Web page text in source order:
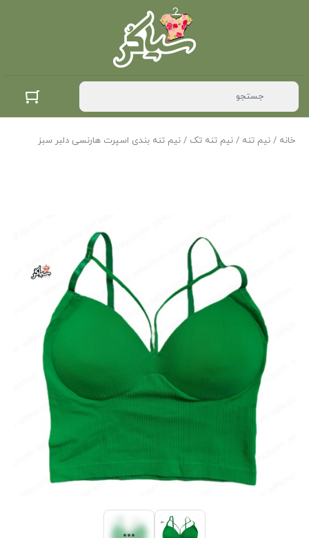
خانه / نیم تنه / نیم تنه تک / نیم تنه بندی اسپرت هارنسی دلبر سبز